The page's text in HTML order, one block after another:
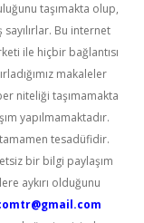
taşımakta olup,
Bu internet
ile hiçbir bağlantısı
makaleler
niteliği taşımamakta
yapılmamaktadır.
tesadüfidir.
bir bilgi paylaşım
aykırı olduğunu